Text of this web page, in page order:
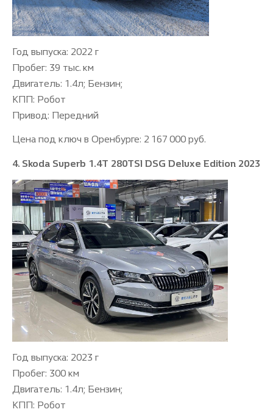
Год выпуска: 2022 г
Пробег: 39 тыс. км
Двигатель: 1.4л; Бензин;
КПП: Робот
Привод: Передний
Цена под ключ в Оренбурге: 2 167 000 руб.
4. Skoda Superb 1.4T 280TSI DSG Deluxe Edition 2023
Год выпуска: 2023 г
Пробег: 300 км
Двигатель: 1.4л; Бензин;
КПП: Робот